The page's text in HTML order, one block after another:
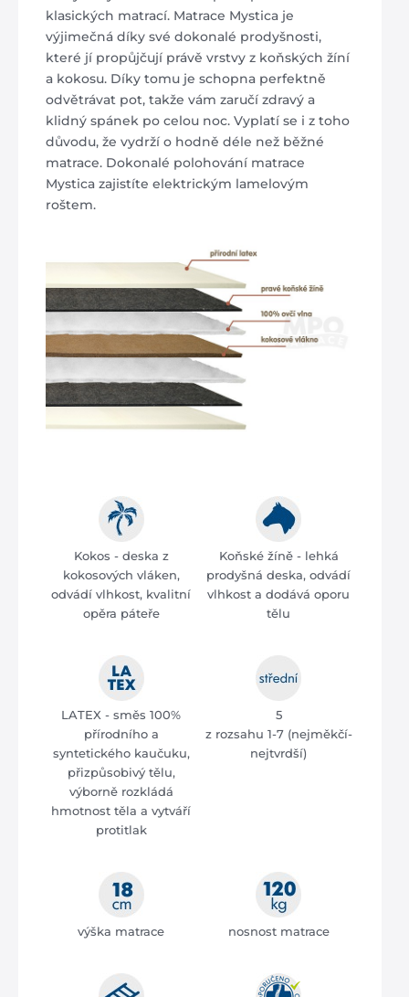
klasických matrací. Matrace Mystica je
výjimečná díky své dokonalé prodyšnosti,
které jí propůjčují právě vrstvy z koňských žíní
a kokosu. Díky tomu je schopna perfektně
odvětrávat pot, takže vám zaručí zdravý a
klidný spánek po celou noc. Vyplatí se i z toho
důvodu, že vydrží o hodně déle než běžné
matrace. Dokonalé polohování matrace
Mystica zajistíte elektrickým lamelovým
roštem.
Kokos - deska z
kokosových vláken,
odvádí vlhkost, kvalitní
opěra páteře
Koňské žíně - lehká
prodyšná deska, odvádí
vlhkost a dodává oporu
tělu
LATEX - směs 100%
přírodního a
syntetického kaučuku,
přizpůsobivý tělu,
výborně rozkládá
hmotnost těla a vytváří
protitlak
5
z rozsahu 1-7 (nejměkčí-
nejtvrdší)
výška matrace nosnost matrace